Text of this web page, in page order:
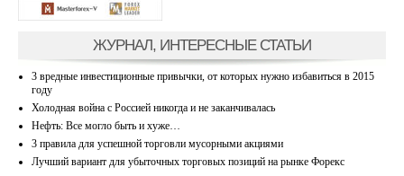
ЖУРНАЛ, ИНТЕРЕСНЫЕ СТАТЬИ
3 вредные инвестиционные привычки, от которых нужно избавиться в 2015
году
Холодная война с Россией никогда и не заканчивалась
Нефть: Все могло быть и хуже…
3 правила для успешной торговли мусорными акциями
Лучший вариант для убыточных торговых позиций на рынке Форекс